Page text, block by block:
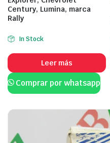
Century, Lumina, marca
Rally
In Stock
Leer más
Comprar por whatsapp